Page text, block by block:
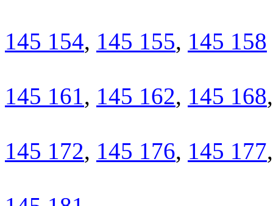
145 154, 145 155, 145 158
145 161, 145 162, 145 168
145 172, 145 176, 145 177